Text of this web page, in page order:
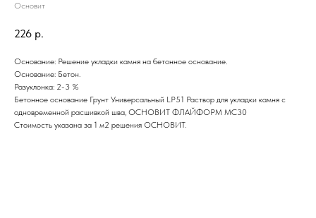
Основит
226 р.
Основание: Решение укладки камня на бетонное основание.
Основание: Бетон.
Разуклонка: 2-3 %
Бетонное основание Грунт Универсальный LP51 Раствор для укладки камня с
одновременной расшивкой шва, ОСНОВИТ ФЛАЙФОРМ MC30
Стоимость указана за 1 м2 решения ОСНОВИТ.